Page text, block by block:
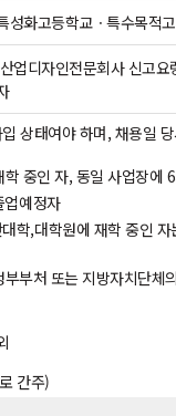
성화고등학교ㆍ특수목적
업디자인전문회사 신고
상태여야 하며, 채용일
중인 자, 동일 사업장에
예정자
학,대학원에 재학 중인
부처 또는 지방자치단
간주)